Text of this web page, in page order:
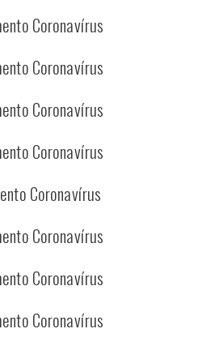
Coronavírus
Coronavírus
Coronavírus
Coronavírus
Coronavírus
Coronavírus
Coronavírus
Coronavírus